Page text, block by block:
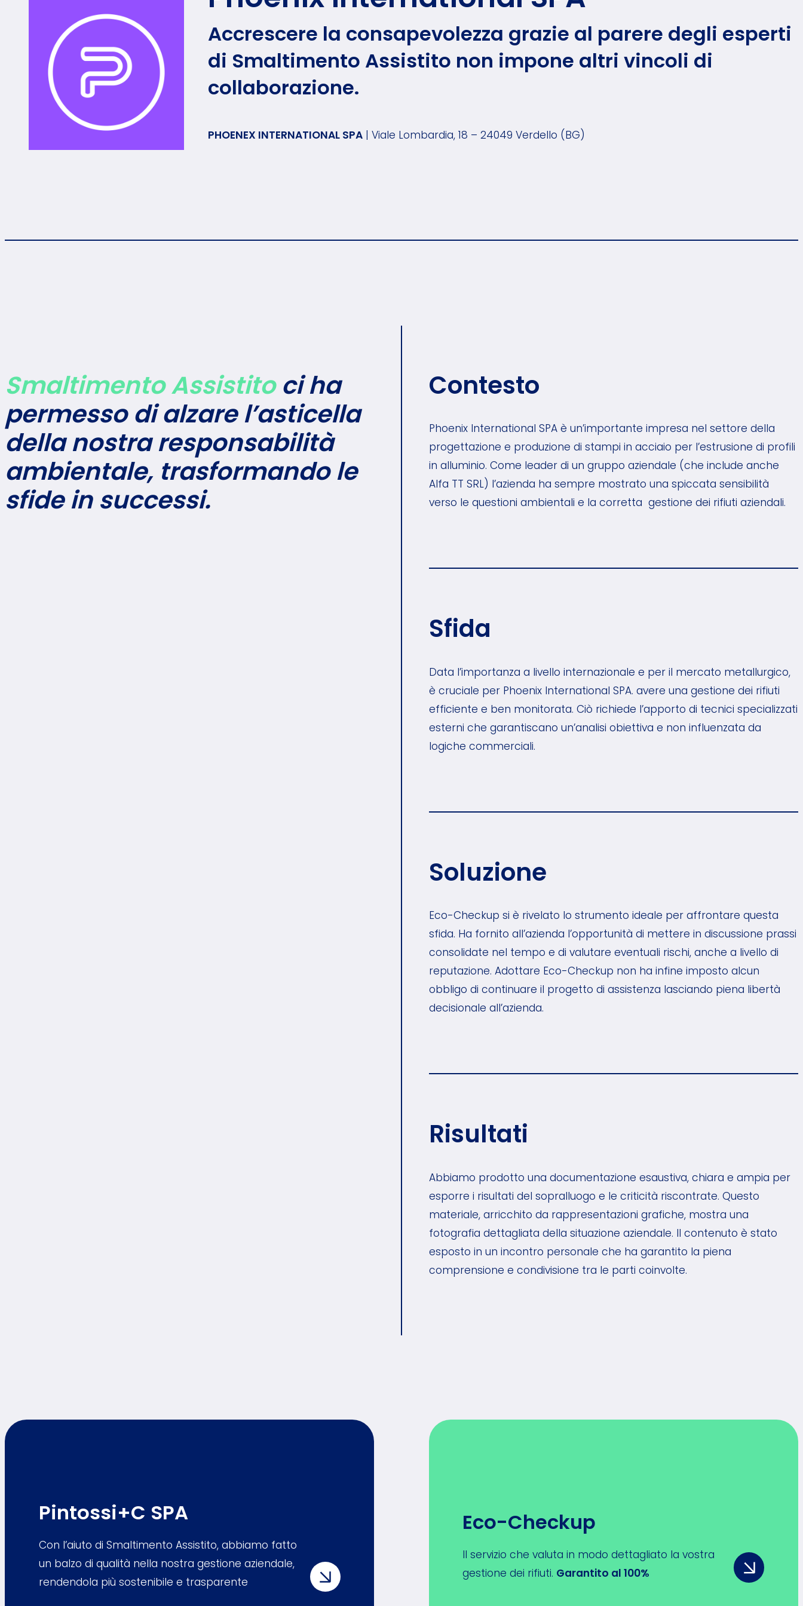
Accrescere la consapevolezza grazie al parere degli esperti
di Smaltimento Assistito non impone altri vincoli di
collaborazione.
PHOENEX INTERNATIONAL SPA | Viale Lombardia, 18 – 24049 Verdello (BG)
Smaltimento Assistitoci ha
permesso di alzare l’asticella
della nostra responsabilità
ambientale, trasformando le
sfide in successi.
Contesto
Phoenix International SPA è un’importante impresa nel settore della
progettazione e produzione di stampi in acciaio per l’estrusione di profili
in alluminio. Come leader di un gruppo aziendale (che include anche
Alfa TT SRL) l’azienda ha sempre mostrato una spiccata sensibilità
verso le questioni ambientali e la corretta gestione dei rifiuti aziendali.
Sfida
Data l’importanza a livello internazionale e per il mercato metallurgico,
è cruciale per Phoenix International SPA. avere una gestione dei rifiuti
efficiente e ben monitorata. Ciò richiede l’apporto di tecnici specializzati
esterni che garantiscano un’analisi obiettiva e non influenzata da
logiche commerciali.
Soluzione
Eco-Checkup si è rivelato lo strumento ideale per affrontare questa
sfida. Ha fornito all’azienda l’opportunità di mettere in discussione prassi
consolidate nel tempo e di valutare eventuali rischi, anche a livello di
reputazione. Adottare Eco-Checkup non ha infine imposto alcun
obbligo di continuare il progetto di assistenza lasciando piena libertà
decisionale all’azienda.
Risultati
Abbiamo prodotto una documentazione esaustiva, chiara e ampia per
esporre i risultati del sopralluogo e le criticità riscontrate. Questo
materiale, arricchito da rappresentazioni grafiche, mostra una
fotografia dettagliata della situazione aziendale. Il contenuto è stato
esposto in un incontro personale che ha garantito la piena
comprensione e condivisione tra le parti coinvolte.
Pintossi+C SPA
Con l’aiuto di Smaltimento Assistito, abbiamo fatto
un balzo di qualità nella nostra gestione aziendale,
rendendola più sostenibile e trasparente
Eco-Checkup
Il servizio che valuta in modo dettagliato la vostra
gestione dei rifiuti. Garantito al 100%